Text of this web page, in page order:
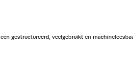
gestructureerd, veelgebruikt en